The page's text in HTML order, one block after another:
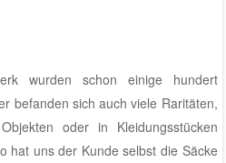
wurden schon einige hundert
befanden sich auch viele Raritäten,
oder in Kleidungsstücken
hat uns der Kunde selbst die Säcke